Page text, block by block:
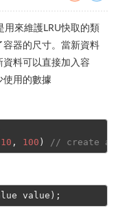
來維護LRU快取的類
器的尺寸。當新資料
料可以直接加入容
使用的數據
10 , 100 ) // create a